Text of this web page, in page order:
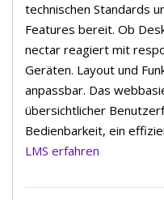
technischen Standards
Features bereit. Ob
nectar reagiert mit
Geräten. Layout und
anpassbar. Das
übersichtlicher
Bedienbarkeit, ein
LMS erfahren